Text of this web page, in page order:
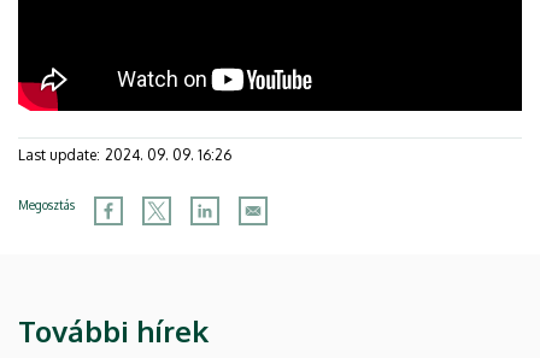
Last update: 2024. 09. 09. 16:26
Megosztás
További hírek